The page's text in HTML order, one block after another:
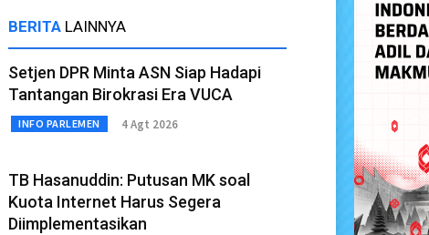
BERITA LAINNYA
Setjen DPR Minta ASN Siap Hadapi
Tantangan Birokrasi Era VUCA
INFO PARLEMEN 4 Agt 2026
TB Hasanuddin: Putusan MK soal
Kuota Internet Harus Segera
Diimplementasikan